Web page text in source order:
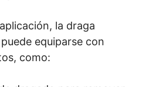
la draga
equiparse con
como: